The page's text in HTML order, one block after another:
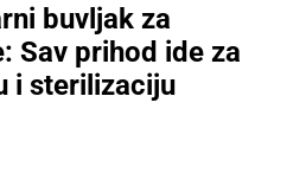
buvljak za
Sav prihod ide za
i sterilizaciju